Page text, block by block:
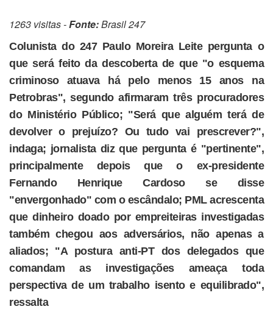
1263 visitas -Fonte:Brasil 247
Colunista do 247 Paulo Moreira Leite pergunta o
que será feito da descoberta de que "o esquema
criminoso atuava há pelo menos 15 anos na
Petrobras", segundo afirmaram três procuradores
do Ministério Público; "Será que alguém terá de
devolver o prejuízo? Ou tudo vai prescrever?",
indaga; jornalista diz que pergunta é "pertinente",
principalmente depois que o ex-presidente
Fernando Henrique Cardoso se disse
"envergonhado" com o escândalo; PML acrescenta
que dinheiro doado por empreiteiras investigadas
também chegou aos adversários, não apenas a
aliados; "A postura anti-PT dos delegados que
comandam as investigações ameaça toda
perspectiva de um trabalho isento e equilibrado",
ressalta